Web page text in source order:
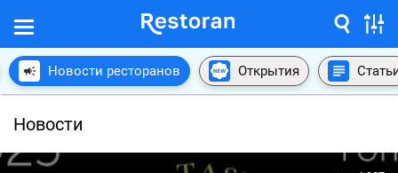
Новости ресторанов Открытия
Новости